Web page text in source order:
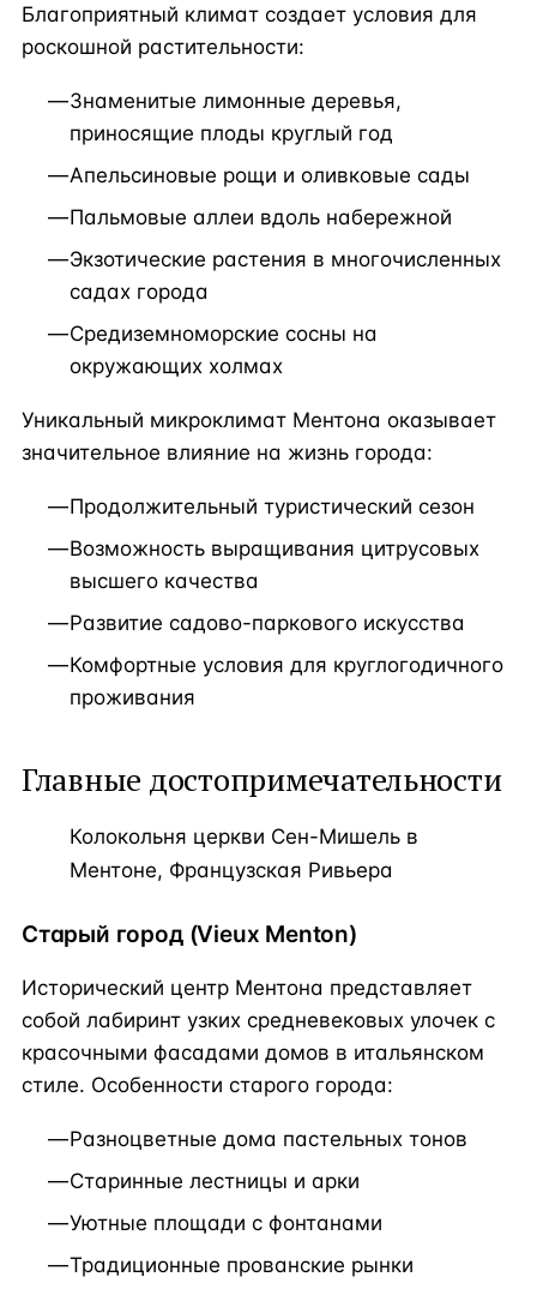
Благоприятный климат создает условия для
роскошной растительности:
Знаменитые лимонные деревья,
приносящие плоды круглый год
Апельсиновые рощи и оливковые сады
Пальмовые аллеи вдоль набережной
Экзотические растения в многочисленных
садах города
Средиземноморские сосны на
окружающих холмах
Уникальный микроклимат Ментона оказывает
значительное влияние на жизнь города:
Продолжительный туристический сезон
Возможность выращивания цитрусовых
высшего качества
Развитие садово-паркового искусства
Комфортные условия для круглогодичного
проживания
Главные достопримечательности
Колокольня церкви Сен-Мишель в
Ментоне, Французская Ривьера
Старый город (Vieux Menton)
Исторический центр Ментона представляет
собой лабиринт узких средневековых улочек с
красочными фасадами домов в итальянском
стиле. Особенности старого города:
Разноцветные дома пастельных тонов
Старинные лестницы и арки
Уютные площади с фонтанами
Традиционные прованские рынки